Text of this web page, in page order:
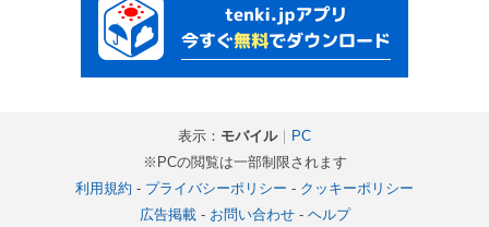
表示： モバイル｜ PC
※PCの閲覧は一部制限されます
利用規約 - プライバシーポリシー - クッキーポリシー
広告掲載- お問い合わせ- ヘルプ